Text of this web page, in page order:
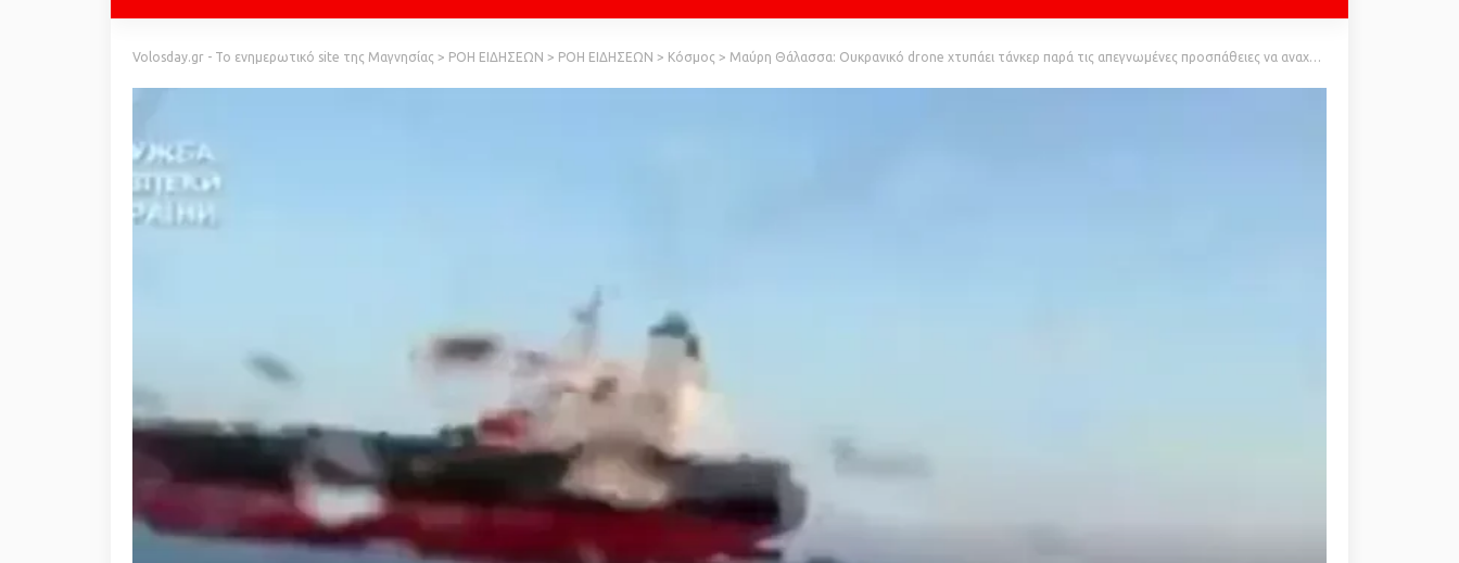
Volosday.gr - Το ενημερωτικό site της Μαγνησίας > ΡΟΗ ΕΙΔΗΣΕΩΝ > ΡΟΗ ΕΙΔΗΣΕΩΝ > Κόσμος > Μαύρη Θάλασσα: Ουκρανικό drone χτυπάει τάνκερ παρά τις απεγνωμένες προσπάθειες να αναχαιτιστεί – Βίντεο